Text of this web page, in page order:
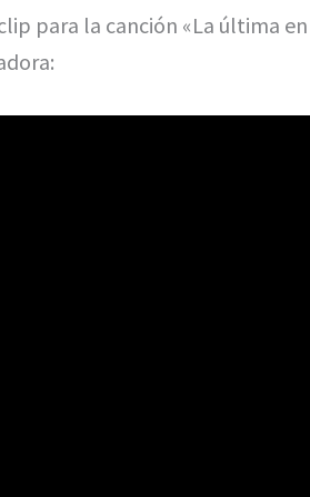
para la canción «La última